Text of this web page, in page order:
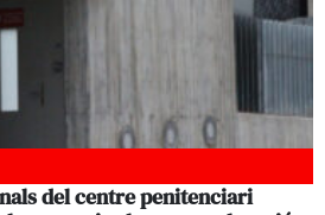
del centre penitenciari